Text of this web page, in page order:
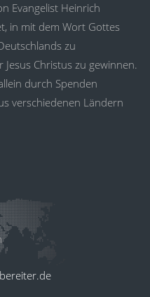
Evangelist Heinrich
in mit dem Wort Gottes
zu
Christus zu gewinnen.
durch Spenden
verschiedenen Ländern